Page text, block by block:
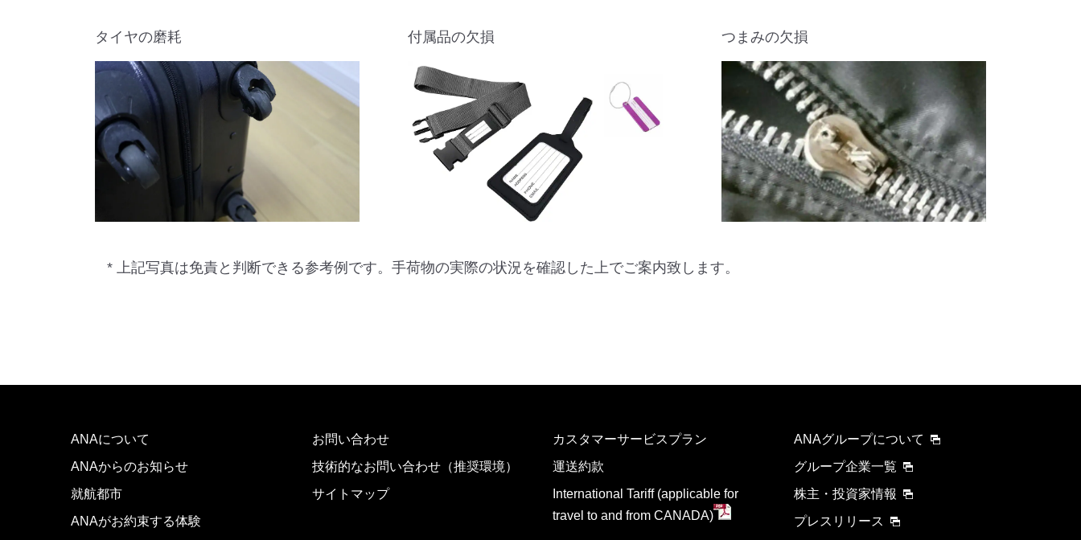
タイヤの磨耗 付属品の欠損 つまみの欠損
* 上記写真は免責と判断できる参考例です。手荷物の実際の状況を確認した上でご案内致します。
ANAについて
ANAからのお知らせ
就航都市
ANAがお約束する体験
お問い合わせ
技術的なお問い合わせ（推奨環境）
サイトマップ
カスタマーサービスプラン
運送約款
International Tariff (applicable for
travel to and from CANADA)
ANAグループについて
グループ企業一覧
株主・投資家情報
プレスリリース